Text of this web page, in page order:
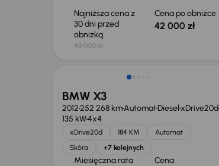
Najniższa cena z
30 dni przed
obniżką
43 000 zł
Cena po obniżce
42 000 zł
Taniej o 1 000 zł
BMW X3
2012252 268 kmAutomatDiesel xDrive20d
135 kW4x4
xDrive20d 184 KM
Automat
Skóra
+7 kolejnych
Miesięczna rata
Cena